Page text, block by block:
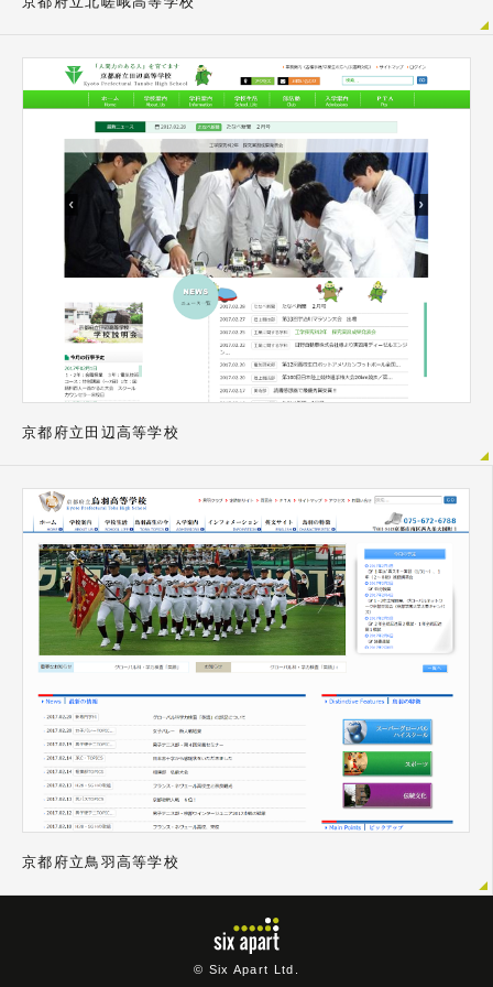
京都府立田辺高等学校
京都府立鳥羽高等学校
© Six Apart Ltd.